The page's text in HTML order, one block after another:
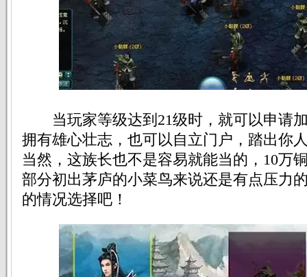
当玩家等级达到21级时，就可以申请
拥有雄心壮志，也可以自立门户，踏出你
当然，这族长也不是容易就能当的，10万
部分初出茅庐的小菜鸟来说还是有点压力
的情况选择吧！